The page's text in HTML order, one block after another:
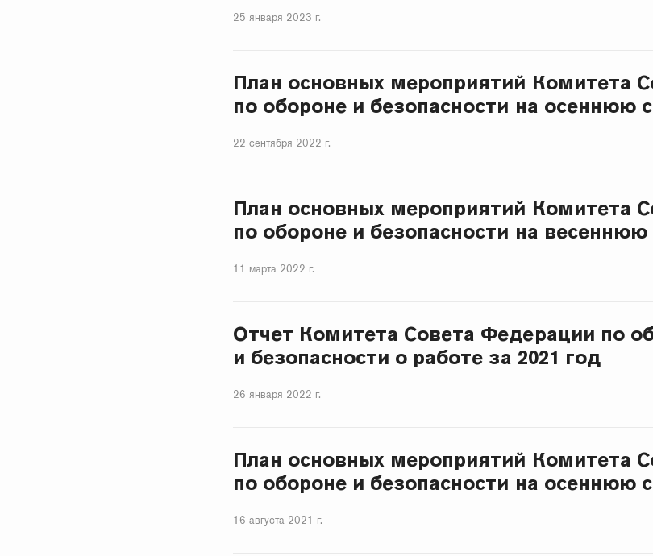
25 января 2023 г.
План основных мероприятий Комитета
по обороне и безопасности на осеннюю
22 сентября 2022 г.
План основных мероприятий Комитета
по обороне и безопасности на весеннюю
11 марта 2022 г.
Отчет Комитета Совета Федерации по
и безопасности о работе за 2021 год
26 января 2022 г.
План основных мероприятий Комитета
по обороне и безопасности на осеннюю
16 августа 2021 г.